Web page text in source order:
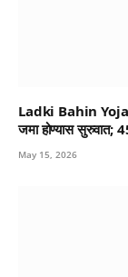
Ladki Bahin
जमा होण्यास
May 15, 2026